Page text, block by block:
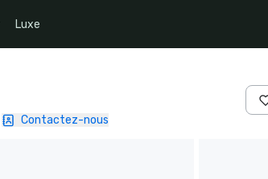
Luxe
Contactez-nous